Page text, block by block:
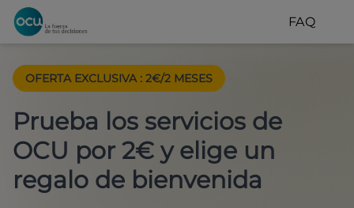
FAQ
OFERTA EXCLUSIVA : 2€/2 MESES
Prueba los servicios de
OCU por 2€ y elige un
regalo de bienvenida